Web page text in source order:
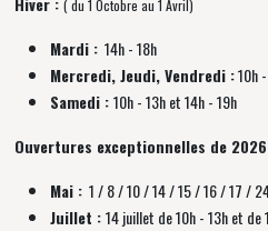
( du 1 Octobre au 1 Avril)
Mardi : 14h - 18h
Mercredi, Jeudi, Vendredi :10h
Samedi :10h - 13h et 14h - 19h
Ouvertures exceptionnelles de
Mai : 1 / 8 / 10 / 14 / 15 / 16 / 17 /
Juillet :14 juillet de 10h - 13h et de